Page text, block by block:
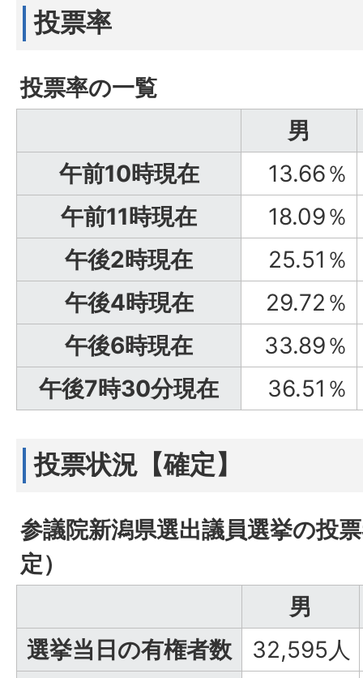
投票率
投票率の一覧
男
午前10時現在
13.66％
午前11時現在
18.09％
午後2時現在
25.51％
午後4時現在
29.72％
午後6時現在
33.89％
午後7時30分現在
36.51％
投票状況【確定】
参議院新潟県選出議員選挙の投
定）
男
選挙当日の有権者数
32,595人